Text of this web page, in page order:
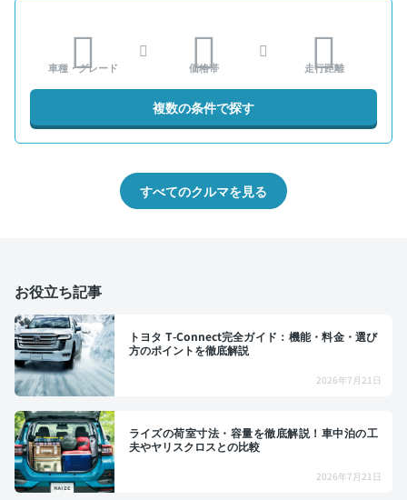
車種・グレード 価格帯 走行距離
複数の条件で探す
すべてのクルマを見る
お役立ち記事
トヨタ T-Connect完全ガイド：機能・料金・選び
方のポイントを徹底解説
2026年7月21日
ライズの荷室寸法・容量を徹底解説！車中泊の工
夫やヤリスクロスとの比較
2026年7月21日